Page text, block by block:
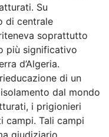
Su
di centrale
soprattutto
più significativo
d’Algeria.
di un
dal mondo
i prigionieri
campi. Tali campi
giudiziario